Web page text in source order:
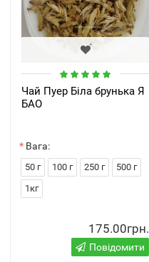
Чай Пуер Біла брунька Я
БАО
Вага:
50 г 100 г 250 г
500 г
1кг
175.00грн.
Повідомити